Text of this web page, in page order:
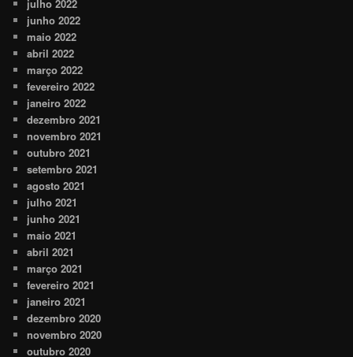
julho 2022
junho 2022
maio 2022
abril 2022
março 2022
fevereiro 2022
janeiro 2022
dezembro 2021
novembro 2021
outubro 2021
setembro 2021
agosto 2021
julho 2021
junho 2021
maio 2021
abril 2021
março 2021
fevereiro 2021
janeiro 2021
dezembro 2020
novembro 2020
outubro 2020